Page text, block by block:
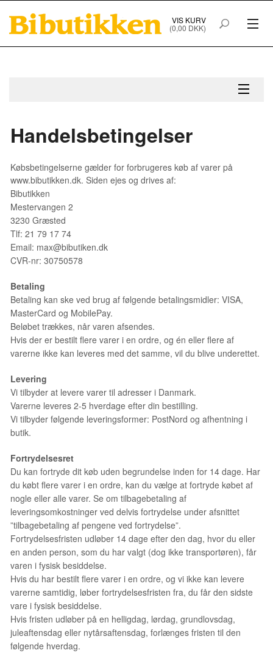
VIS KURV
(0,00 DKK)
HANDELSBETINGELSER
Handelsbetingelser
Købsbetingelserne gælder for forbrugeres køb af varer på
www.bibutikken.dk. Siden ejes og drives af:
Bibutikken
Mestervangen 2
3230 Græsted
Tlf: 21 79 17 74
Email: max@bibutiken.dk
CVR-nr: 30750578
Betaling
Betaling kan ske ved brug af følgende betalingsmidler: VISA,
MasterCard og MobilePay.
Beløbet trækkes, når varen afsendes.
Hvis der er bestilt flere varer i en ordre, og én eller flere af
varerne ikke kan leveres med det samme, vil du blive underettet.
Levering
Vi tilbyder at levere varer til adresser i Danmark.
Varerne leveres 2-5 hverdage efter din bestilling.
Vi tilbyder følgende leveringsformer: PostNord og afhentning i
butik.
Fortrydelsesret
Du kan fortryde dit køb uden begrundelse inden for 14 dage. Har
du købt flere varer i en ordre, kan du vælge at fortryde købet af
nogle eller alle varer. Se om tilbagebetaling af
leveringsomkostninger ved delvis fortrydelse under afsnittet
”tilbagebetaling af pengene ved fortrydelse”.
Fortrydelsesfristen udløber 14 dage efter den dag, hvor du eller
en anden person, som du har valgt (dog ikke transportøren), får
varen i fysisk besiddelse.
Hvis du har bestilt flere varer i en ordre, og vi ikke kan levere
varerne samtidig, løber fortrydelsesfristen fra, du får den sidste
vare i fysisk besiddelse.
Hvis fristen udløber på en helligdag, lørdag, grundlovsdag,
juleaftensdag eller nytårsaftensdag, forlænges fristen til den
følgende hverdag.